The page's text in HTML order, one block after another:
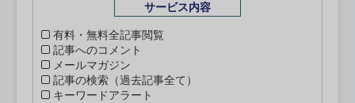
サービス内容
有料・無料全記事閲覧
記事へのコメント
メールマガジン
記事の検索（過去記事全て）
キーワードアラート